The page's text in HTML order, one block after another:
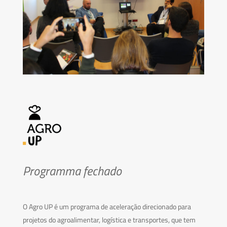
Programma fechado
O Agro UP é um programa de aceleração direcionado para
projetos do agroalimentar, logística e transportes, que tem